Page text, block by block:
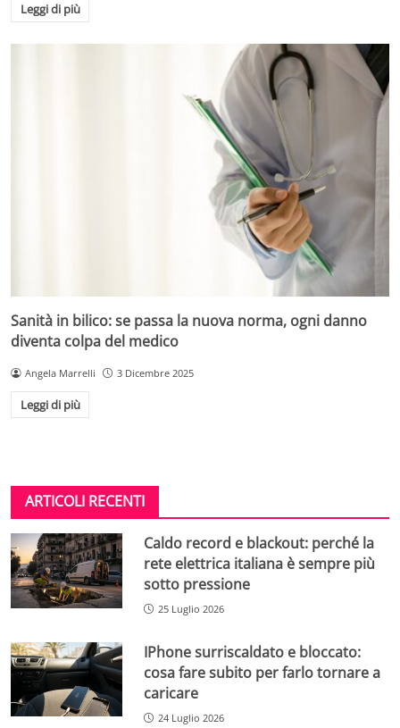
Leggi di più
Sanità in bilico: se passa la nuova norma, ogni danno
diventa colpa del medico
Angela Marrelli 3 Dicembre 2025
Leggi di più
ARTICOLI RECENTI
Caldo record e blackout: perché la
rete elettrica italiana è sempre più
sotto pressione
25 Luglio 2026
IPhone surriscaldato e bloccato:
cosa fare subito per farlo tornare a
caricare
24 Luglio 2026